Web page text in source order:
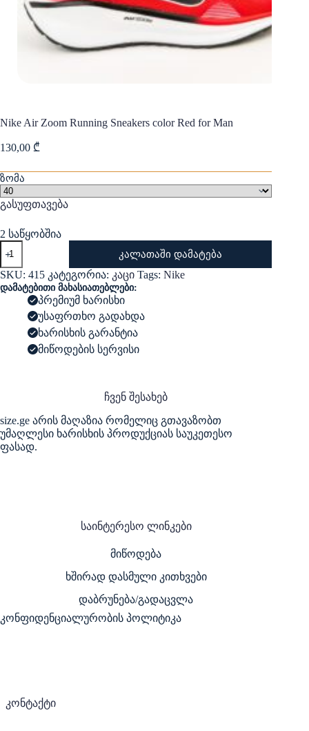
Nike Air Zoom Running Sneakers color Red for Man
130,00 ₾
ზომა
გასუფთავება
2 საწყობშია
რაოდენობა:
Nike
Air
Zoom
Running
Sneakers
კალათაში დამატება
SKU: 415 კატეგორია: კაცი Tags: Nike
დამატებითი მახასიათებლები:
პრემიუმ ხარისხი
უსაფრთხო გადახდა
ხარისხის გარანტია
მიწოდების სერვისი
ჩვენ შესახებ
size.ge არის მაღაზია რომელიც გთავაზობთ
უმაღლესი ხარისხის პროდუქციას საუკეთესო
ფასად.
საინტერესო ლინკები
მიწოდება
ხშირად დასმული კითხვები
დაბრუნება/გადაცვლა
კონფიდენციალურობის პოლიტიკა
კონტაქტი